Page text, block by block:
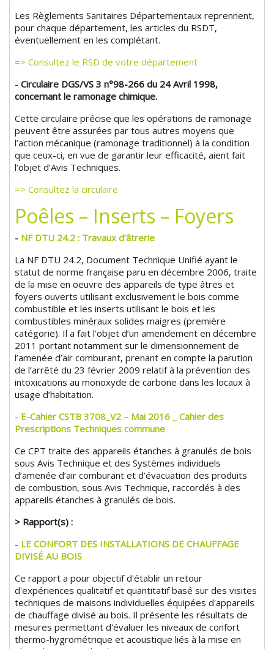
Les Règlements Sanitaires Départementaux reprennent,
pour chaque département, les articles du RSDT,
éventuellement en les complétant.
=> Consultez le RSD de votre département
-Circulaire DGS/VS 3 n°98-266 du 24 Avril 1998,
concernant le ramonage chimique.
Cette circulaire précise que les opérations de ramonage
peuvent être assurées par tous autres moyens que
l’action mécanique (ramonage traditionnel) à la condition
que ceux-ci, en vue de garantir leur efficacité, aient fait
l’objet d’Avis Techniques.
=> Consultez la circulaire
Poêles – Inserts – Foyers
- NF DTU 24.2 : Travaux d’âtrerie
La NF DTU 24.2, Document Technique Unifié ayant le
statut de norme française paru en décembre 2006, traite
de la mise en oeuvre des appareils de type âtres et
foyers ouverts utilisant exclusivement le bois comme
combustible et les inserts utilisant le bois et les
combustibles minéraux solides maigres (première
catégorie). Il a fait l’objet d’un amendement en décembre
2011 portant notamment sur le dimensionnement de
l’amenée d’air comburant, prenant en compte la parution
de l’arrêté du 23 février 2009 relatif à la prévention des
intoxications au monoxyde de carbone dans les locaux à
usage d’habitation.
- E-Cahier CSTB 3708_V2 – Mai 2016 _ Cahier des
Prescriptions Techniques commune
Ce CPT traite des appareils étanches à granulés de bois
sous Avis Technique et des Systèmes individuels
d’amenée d’air comburant et d’évacuation des produits
de combustion, sous Avis Technique, raccordés à des
appareils étanches à granulés de bois.
> Rapport(s) :
- LE CONFORT DES INSTALLATIONS DE CHAUFFAGE
DIVISÉ AU BOIS
Ce rapport a pour objectif d'établir un retour
d'expériences qualitatif et quantitatif basé sur des visites
techniques de maisons individuelles équipées d'appareils
de chauffage divisé au bois. Il présente les résultats de
mesures permettant d'évaluer les niveaux de confort
thermo-hygrométrique et acoustique liés à la mise en